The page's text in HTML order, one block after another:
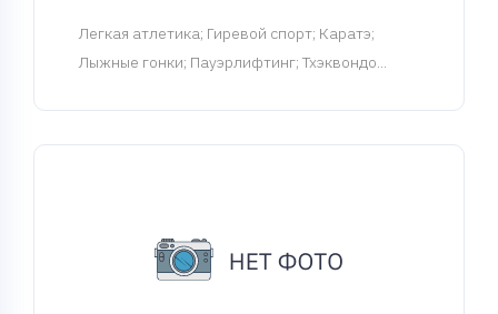
Легкая атлетика; Гиревой спорт; Каратэ;
Лыжные гонки; Пауэрлифтинг; Тхэквондо...